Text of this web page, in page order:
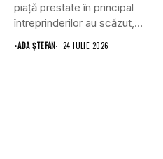
piaţă prestate în principal
întreprinderilor au scăzut,
în...
•ADA ȘTEFAN 24 IULIE 2026